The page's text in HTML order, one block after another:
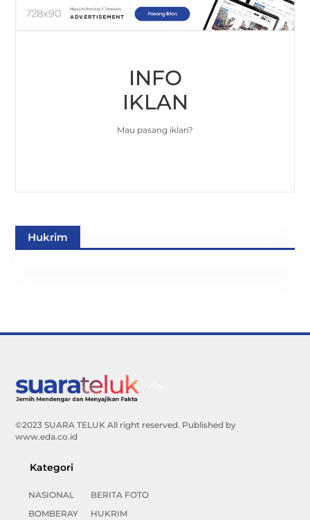
INFO
IKLAN
Mau pasang iklan?
Hukrim
©2023 SUARA TELUK All right reserved. Published by
www.eda.co.id
Kategori
NASIONAL
BOMBERAY
BERITA FOTO
HUKRIM